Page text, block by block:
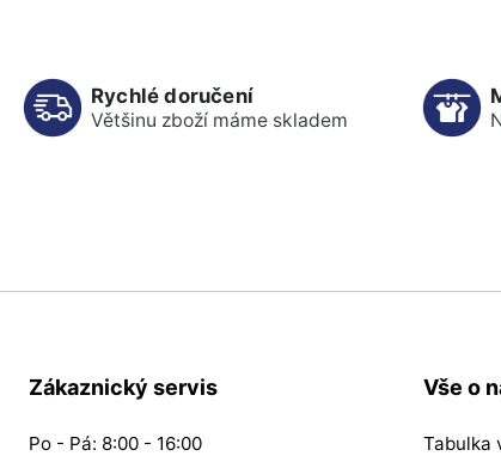
Rychlé doručení
Většinu zboží máme skladem
Zákaznický servis
Po - Pá: 8:00 - 16:00
Vše o
Tabulka